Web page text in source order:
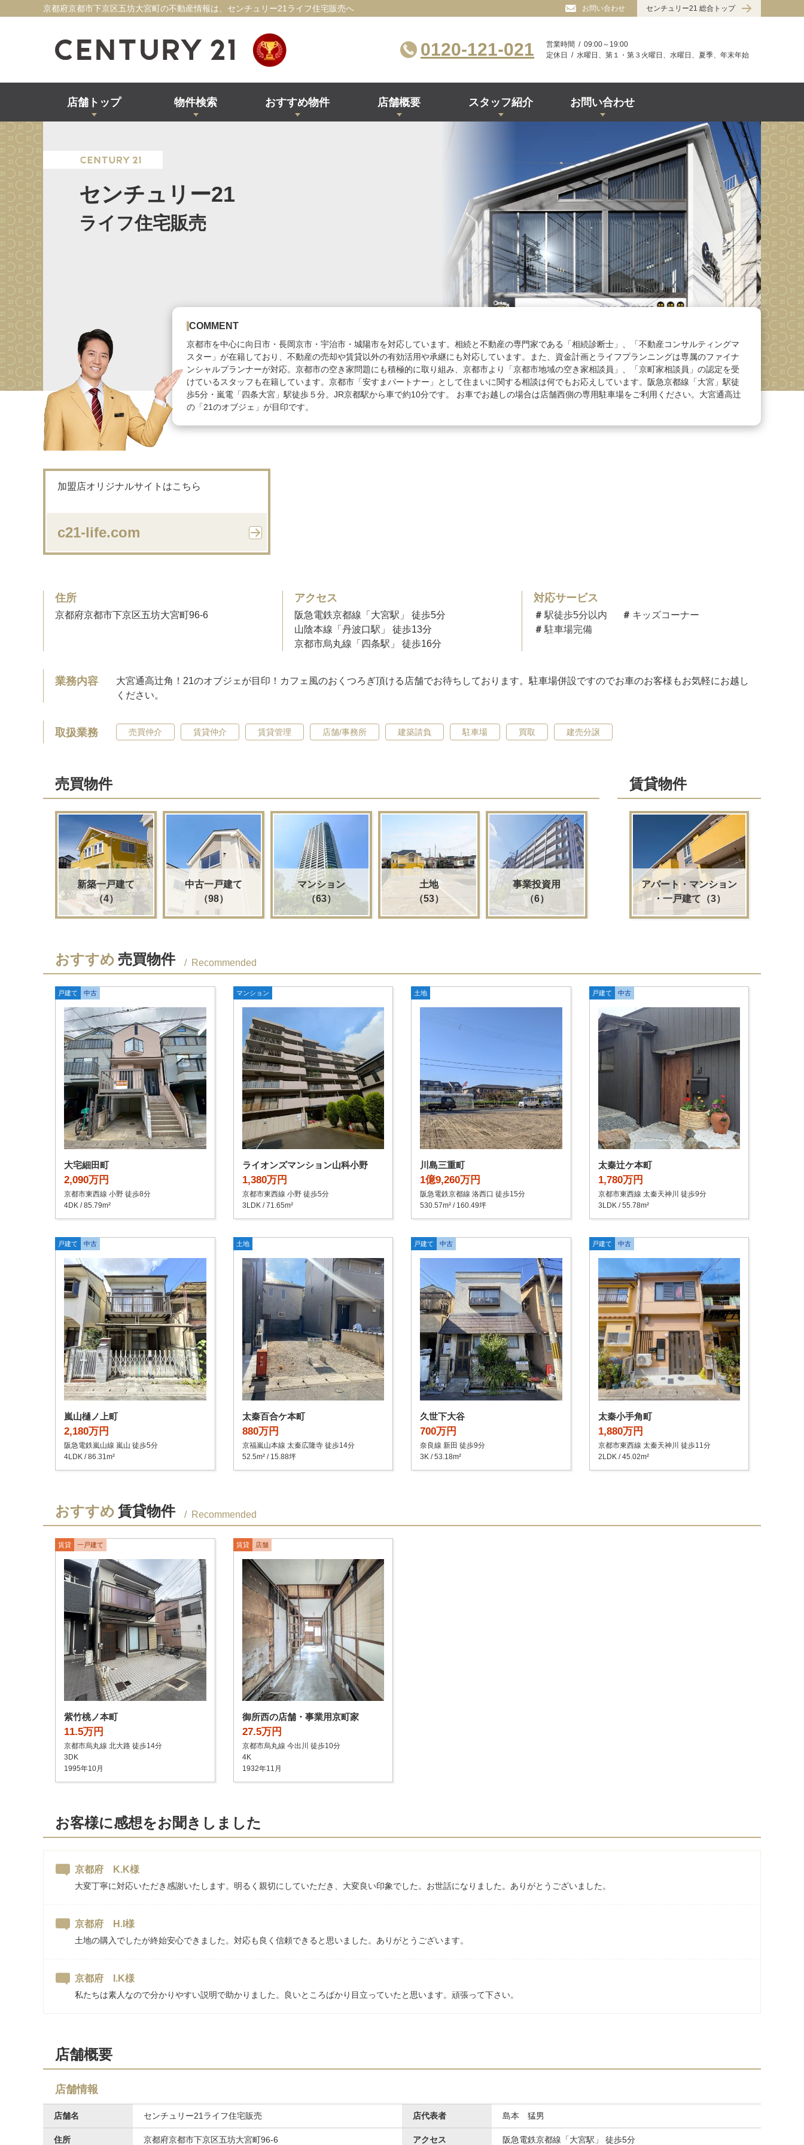
京都府京都市下京区五坊大宮町の不動産情報は、センチュリー21ライフ住宅販売へ お問い合わせ センチュリー21 総合トップ
0120-121-021 営業時間
09:00～19:00
定休日
水曜日、第１・第３火曜日、水曜日、夏季、年末年始
店舗トップ 物件検索 おすすめ物件 店舗概要 スタッフ紹介 お問い合わせ
センチュリー21
ライフ住宅販売
COMMENT
京都市を中心に向日市・長岡京市・宇治市・城陽市を対応しています。相続と不動産の専門家である「相続診断士」、「不動産コンサルティングマ
スター」が在籍しており、不動産の売却や賃貸以外の有効活用や承継にも対応しています。また、資金計画とライフプランニングは専属のファイナ
ンシャルプランナーが対応。京都市の空き家問題にも積極的に取り組み、京都市より「京都市地域の空き家相談員」、「京町家相談員」の認定を受
けているスタッフも在籍しています。京都市「安すまパートナー」として住まいに関する相談は何でもお応えしています。阪急京都線「大宮」駅徒
歩5分・嵐電「四条大宮」駅徒歩５分。JR京都駅から車で約10分です。 お車でお越しの場合は店舗西側の専用駐車場をご利用ください。大宮通高辻
の「21のオブジェ」が目印です。
加盟店オリジナルサイトはこちら
c21-life.com
住所
京都府京都市下京区五坊大宮町96-6
アクセス
阪急電鉄京都線「大宮駅」 徒歩5分
山陰本線「丹波口駅」 徒歩13分
京都市烏丸線「四条駅」 徒歩16分
対応サービス
駅徒歩5分以内
キッズコーナー
駐車場完備
業務内容
大宮通高辻角！21のオブジェが目印！カフェ風のおくつろぎ頂ける店舗でお待ちしております。駐車場併設ですのでお車のお客様もお気軽にお越し
ください。
取扱業務 売買仲介 賃貸仲介 賃貸管理 店舗/事務所 建築請負 駐車場 買取 建売分譲
売買物件
新築一戸建て
（4）
中古一戸建て
（98）
マンション
（63）
土地
（53）
事業投資用
（6）
賃貸物件
アパート・マンション
・一戸建て（3）
おすすめ 売買物件 Recommended
戸建て 中古
大宅細田町
2,090万円
京都市東西線 小野 徒歩8分
4DK / 85.79m²
マンション
ライオンズマンション山科小野
1,380万円
京都市東西線 小野 徒歩5分
3LDK / 71.65m²
土地
川島三重町
1億9,260万円
阪急電鉄京都線 洛西口 徒歩15分
530.57m² / 160.49坪
戸建て 中古
太秦辻ケ本町
1,780万円
京都市東西線 太秦天神川 徒歩9分
3LDK / 55.78m²
戸建て 中古
嵐山樋ノ上町
2,180万円
阪急電鉄嵐山線 嵐山 徒歩5分
4LDK / 86.31m²
土地
太秦百合ケ本町
880万円
京福嵐山本線 太秦広隆寺 徒歩14分
52.5m² / 15.88坪
戸建て 中古
久世下大谷
700万円
奈良線 新田 徒歩9分
3K / 53.18m²
戸建て 中古
太秦小手角町
1,880万円
京都市東西線 太秦天神川 徒歩11分
2LDK / 45.02m²
おすすめ 賃貸物件 Recommended
賃貸 一戸建て
紫竹桃ノ本町
11.5万円
京都市烏丸線 北大路 徒歩14分
3DK
1995年10月
賃貸 店舗
御所西の店舗・事業用京町家
27.5万円
京都市烏丸線 今出川 徒歩10分
4K
1932年11月
お客様に感想をお聞きしました
京都府 K.K様
大変丁寧に対応いただき感謝いたします。明るく親切にしていただき、大変良い印象でした。お世話になりました。ありがとうございました。
京都府 H.I様
土地の購入でしたが終始安心できました。対応も良く信頼できると思いました。ありがとうございます。
京都府 I.K様
私たちは素人なので分かりやすい説明で助かりました。良いところばかり目立っていたと思います。頑張って下さい。
店舗概要
店舗情報
店舗名 センチュリー21ライフ住宅販売 店代表者 島本 猛男
住所 京都府京都市下京区五坊大宮町96-6 アクセス 阪急電鉄京都線「大宮駅」 徒歩5分